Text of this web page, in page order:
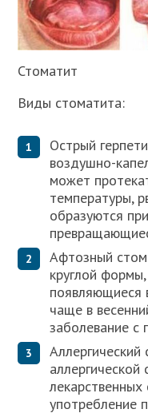
Стоматит
Виды стоматита:
Острый
воздушно-
может
температуры,
образуются
Афтозный
круглой
появляющиеся
чаще в
заболевание с
лекарственных
употребление